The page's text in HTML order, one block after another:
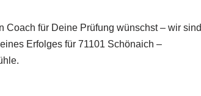
Coach für Deine Prüfung wünschst – wir sind
Erfolges für 71101 Schönaich –